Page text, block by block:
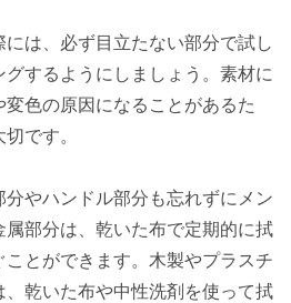
には、必ず目立たない部分で試し
するようにしましょう。素材に
色の原因になることがあるた
です。
やハンドル部分も忘れずにメン
部分は、乾いた布で定期的に拭
とができます。木製やプラスチ
、乾いた布や中性洗剤を使って拭